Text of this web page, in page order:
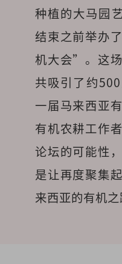
种植的大马园
结束之前举办
机大会”。这
共吸引了约
一届马来西亚
有机农耕工作
论坛的可能性
是让再度聚集
来西亚的有机之